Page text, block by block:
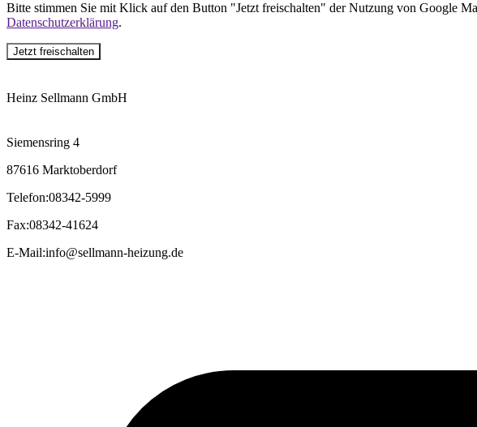
Bitte stimmen Sie mit Klick auf den Button "Jetzt freischalten" der Nutzung von Google
Datenschutzerklärung.
Jetzt freischalten
Heinz Sellmann GmbH
Siemensring 4
87616 Marktoberdorf
Telefon:08342-5999
Fax:08342-41624
E-Mail:info@sellmann-heizung.de